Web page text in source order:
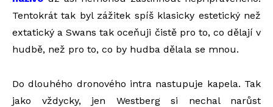
Tentokrát tak byl zážitek spíš klasicky estetický než
extatický a Swans tak oceňuji čistě pro to, co dělají v
hudbě, než pro to, co by hudba dělala se mnou.
Do dlouhého dronového intra nastupuje kapela. Tak
jako vždycky, jen Westberg si nechal narůst